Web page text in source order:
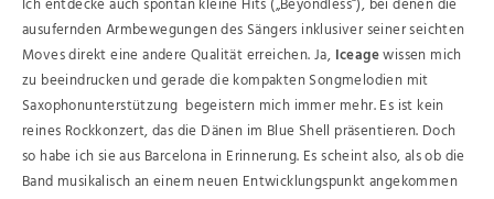
ausufernden Armbewegungen des Sängers inklusiver seiner seichten
Moves direkt eine andere Qualität erreichen. Ja, Iceagewissen mich
zu beeindrucken und gerade die kompakten Songmelodien mit
Saxophonunterstützung begeistern mich immer mehr. Es ist kein
reines Rockkonzert, das die Dänen im Blue Shell präsentieren. Doch
so habe ich sie aus Barcelona in Erinnerung. Es scheint also, als ob die
Band musikalisch an einem neuen Entwicklungspunkt angekommen